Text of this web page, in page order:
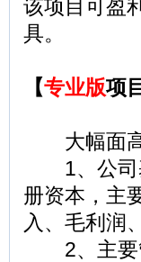
该项目可盈
具。
【专业版项
大幅面高
1、公司基
册资本，主
入、毛利润
2、主要管